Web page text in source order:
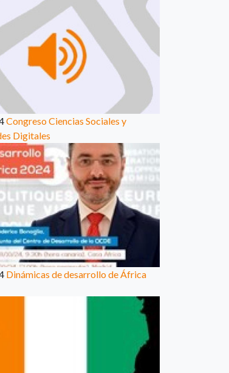
Congreso Ciencias Sociales y
Digitales
Dinámicas de desarrollo de África